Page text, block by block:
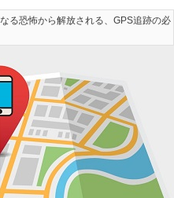
る恐怖から解放される、GPS追跡の必